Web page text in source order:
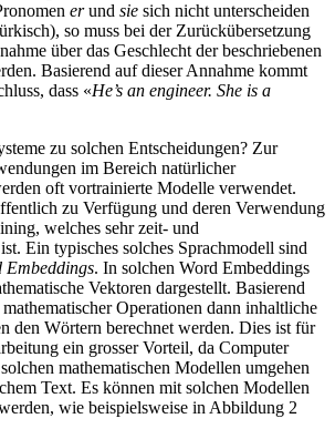
erund sie sich nicht unterscheiden
so muss bei der Zurückübersetzung
über das Geschlecht der beschriebenen
Basierend auf dieser Annahme kommt
dass «He’s an engineer. She is a
zu solchen Entscheidungen? Zur
im Bereich natürlicher
oft vortrainierte Modelle verwendet.
zu Verfügung und deren Verwendung
welches sehr zeit- und
Ein typisches solches Sprachmodell sind
Embeddings. In solchen Word Embeddings
Vektoren dargestellt. Basierend
Operationen dann inhaltliche
den Wörtern berechnet werden. Dies ist für
ein grosser Vorteil, da Computer
mathematischen Modellen umgehen
Text. Es können mit solchen Modellen
wie beispielsweise in Abbildung 2